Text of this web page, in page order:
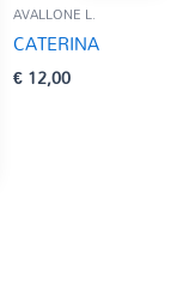
AVALLONE L.
CATERINA
€12,00